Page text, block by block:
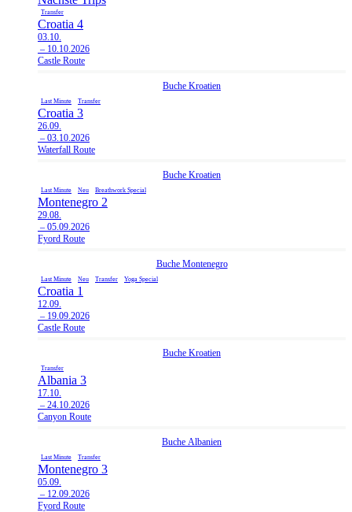
Transfer
Croatia 4
03.10.
– 10.10.2026
Castle Route
Buche Kroatien
Last Minute Transfer
Croatia 3
26.09.
– 03.10.2026
Waterfall Route
Buche Kroatien
Last Minute Neu Breathwork Special
Montenegro 2
29.08.
– 05.09.2026
Fyord Route
Buche Montenegro
Last Minute Neu Transfer Yoga Special
Croatia 1
12.09.
– 19.09.2026
Castle Route
Buche Kroatien
Transfer
Albania 3
17.10.
– 24.10.2026
Canyon Route
Buche Albanien
Last Minute Transfer
Montenegro 3
05.09.
– 12.09.2026
Fyord Route